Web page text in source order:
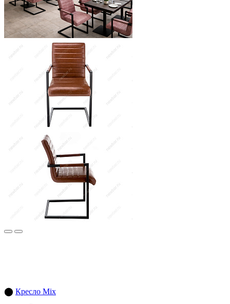
⬤ Кресло Mix